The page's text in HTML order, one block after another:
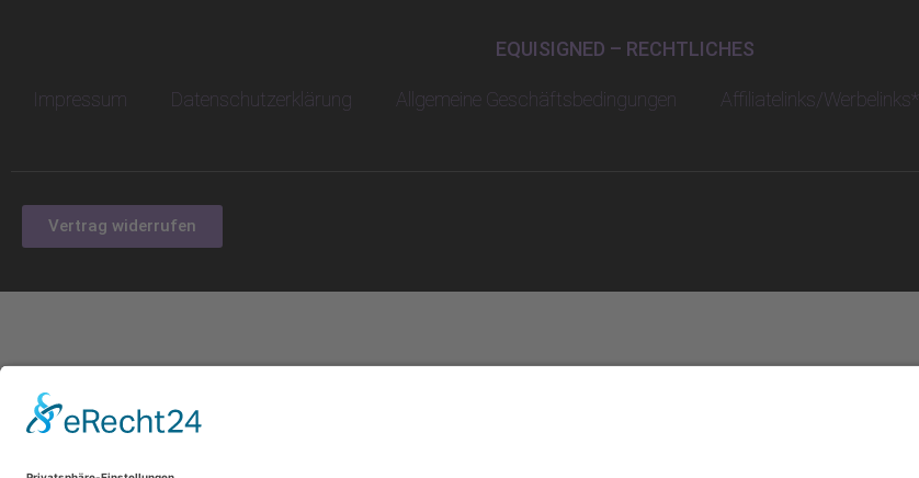
EQUISIGNED – RECHTLICHES
Impressum Datenschutzerklärung Allgemeine Geschäftsbedingungen Affiliatelinks/Werbelinks*
Vertrag widerrufen